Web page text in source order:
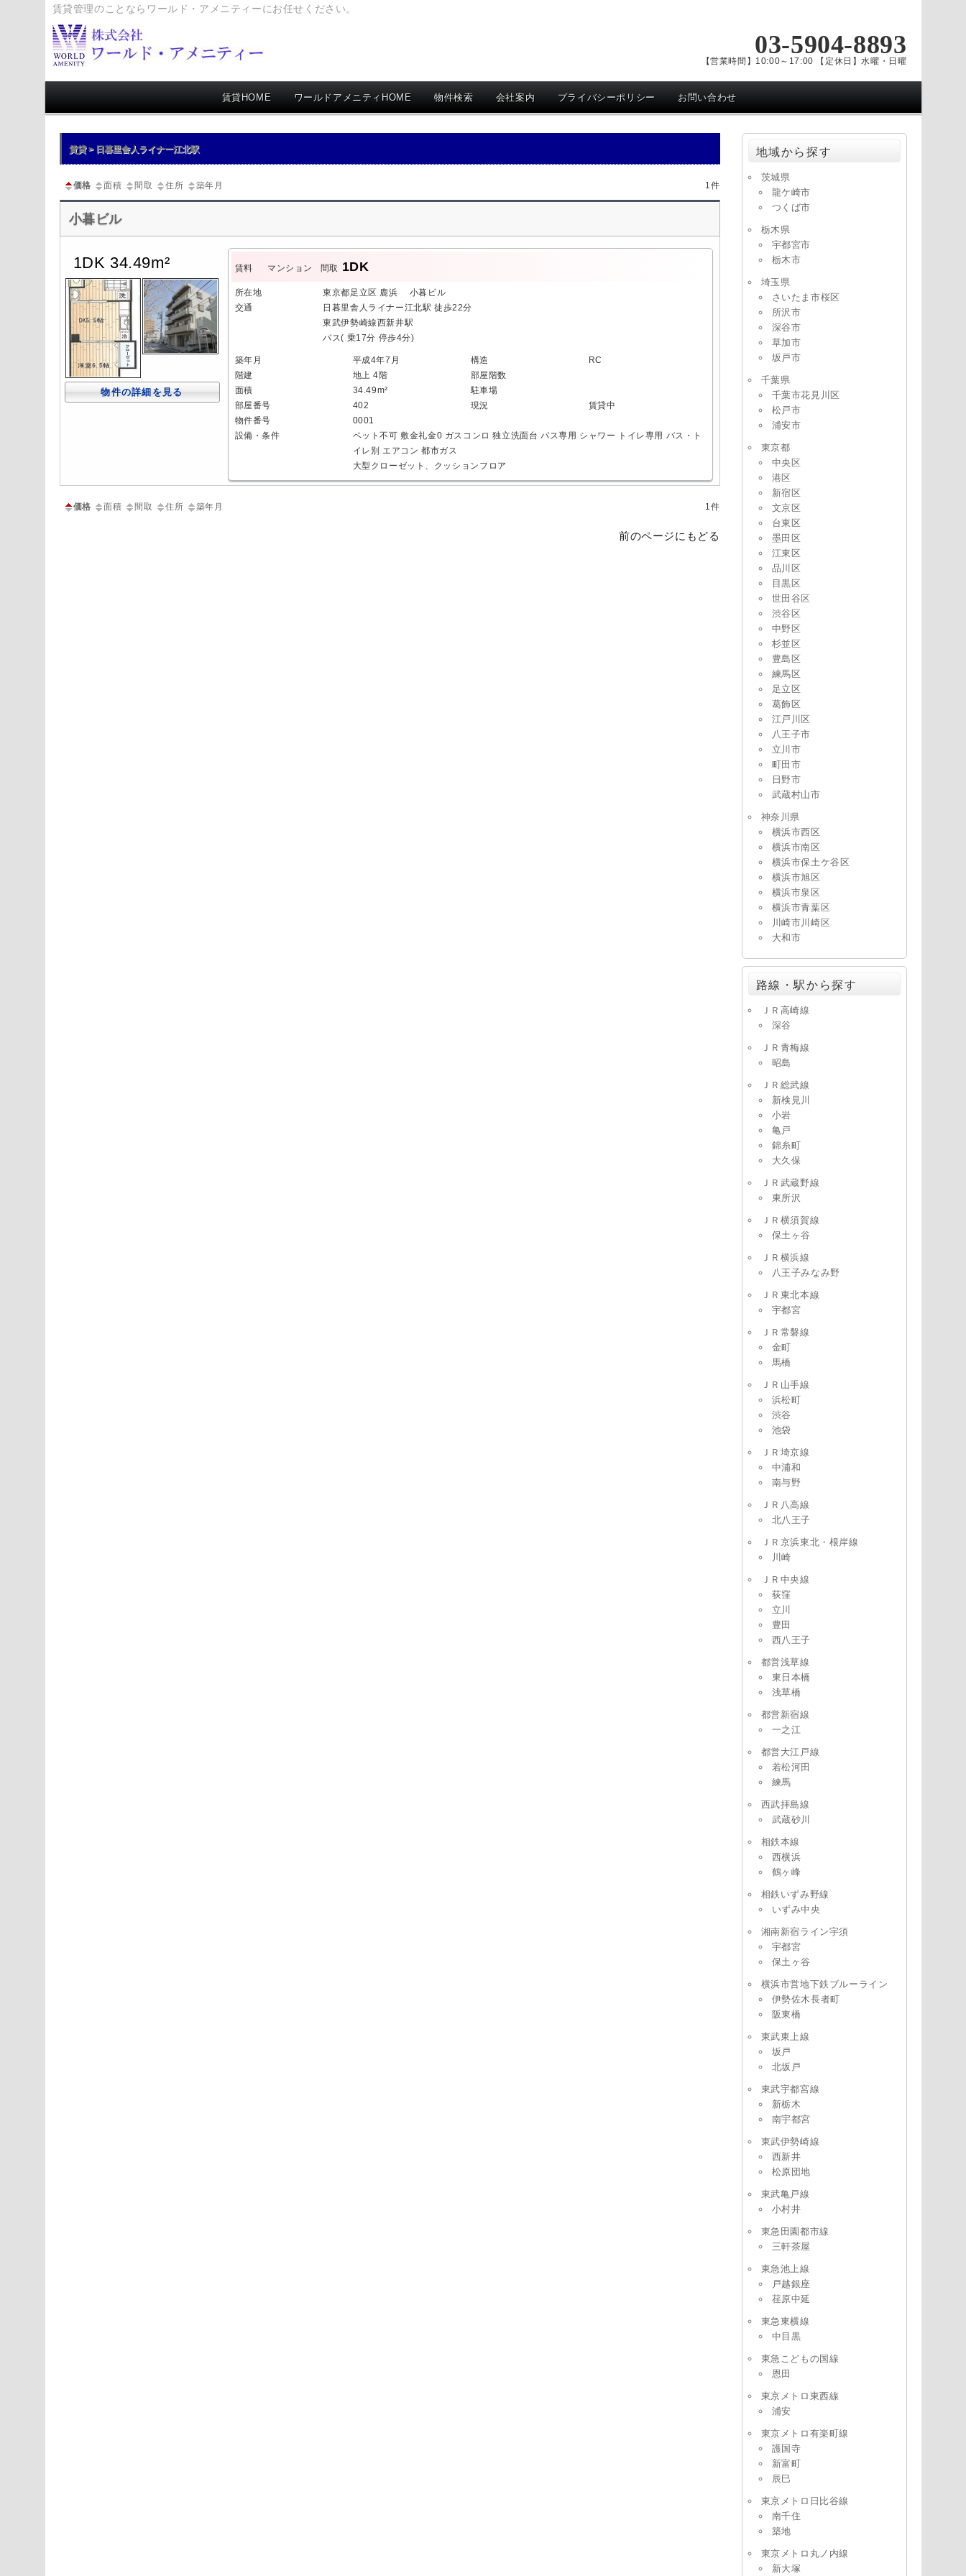
賃貸管理のことならワールド・アメニティーにお任せください。
03-5904-8893
【営業時間】10:00～17:00 【定休日】水曜・日曜
賃貸HOME ワールドアメニティHOME 物件検索 会社案内 プライバシーポリシー お問い合わせ
賃貸 > 日暮里舎人ライナー江北駅
価格 面積 間取 住所 築年月 1件
小暮ビル
1DK 34.49m²
物件の詳細を見る
賃料 マンション 間取 1DK
所在地
東京都足立区 鹿浜 小暮ビル
交通
日暮里舎人ライナー江北駅 徒歩22分
東武伊勢崎線西新井駅
バス( 乗17分 停歩4分)
築年月 平成4年7月 構造
RC
階建
地上 4階
部屋階数
面積
34.49m²
駐車場
部屋番号
402 現況
賃貸中
物件番号
0001
設備・条件
ペット不可 敷金礼金0 ガスコンロ 独立洗面台 バス専用 シャワー トイレ専用 バス・ト
イレ別 エアコン 都市ガス
大型クローゼット、クッションフロア
価格 面積 間取 住所 築年月 1件
前のページにもどる
地域から探す
茨城県
龍ケ崎市
つくば市
栃木県
宇都宮市
栃木市
埼玉県
さいたま市桜区
所沢市
深谷市
草加市
坂戸市
千葉県
千葉市花見川区
松戸市
浦安市
東京都
中央区
港区
新宿区
文京区
台東区
墨田区
江東区
品川区
目黒区
世田谷区
渋谷区
中野区
杉並区
豊島区
練馬区
足立区
葛飾区
江戸川区
八王子市
立川市
町田市
日野市
武蔵村山市
神奈川県
横浜市西区
横浜市南区
横浜市保土ケ谷区
横浜市旭区
横浜市泉区
横浜市青葉区
川崎市川崎区
大和市
路線・駅から探す
ＪＲ高崎線
深谷
ＪＲ青梅線
昭島
ＪＲ総武線
新検見川
小岩
亀戸
錦糸町
大久保
ＪＲ武蔵野線
東所沢
ＪＲ横須賀線
保土ヶ谷
ＪＲ横浜線
八王子みなみ野
ＪＲ東北本線
宇都宮
ＪＲ常磐線
金町
馬橋
ＪＲ山手線
浜松町
渋谷
池袋
ＪＲ埼京線
中浦和
南与野
ＪＲ八高線
北八王子
ＪＲ京浜東北・根岸線
川崎
ＪＲ中央線
荻窪
立川
豊田
西八王子
都営浅草線
東日本橋
浅草橋
都営新宿線
一之江
都営大江戸線
若松河田
練馬
西武拝島線
武蔵砂川
相鉄本線
西横浜
鶴ヶ峰
相鉄いずみ野線
いずみ中央
湘南新宿ライン宇須
宇都宮
保土ヶ谷
横浜市営地下鉄ブルーライン
伊勢佐木長者町
阪東橋
東武東上線
坂戸
北坂戸
東武宇都宮線
新栃木
南宇都宮
東武伊勢崎線
西新井
松原団地
東武亀戸線
小村井
東急田園都市線
三軒茶屋
東急池上線
戸越銀座
荏原中延
東急東横線
中目黒
東急こどもの国線
恩田
東京メトロ東西線
浦安
東京メトロ有楽町線
護国寺
新富町
辰巳
東京メトロ日比谷線
南千住
築地
東京メトロ丸ノ内線
新大塚